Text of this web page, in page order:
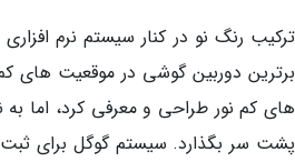
های کم نور طراحی و معرفی کرد، اما
پشت سر بگذارد. سیستم گوگل برای ثبت